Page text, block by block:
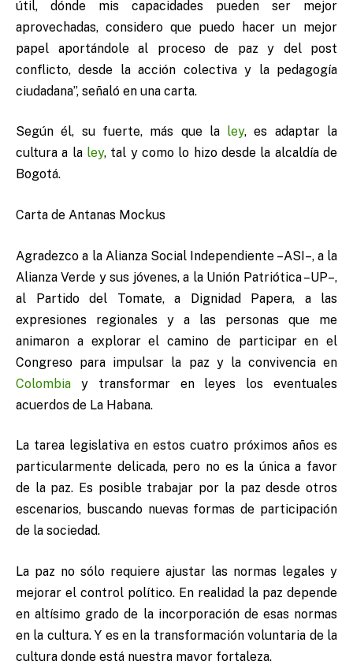
útil, dónde mis capacidades pueden ser mejor
aprovechadas, considero que puedo hacer un mejor
papel aportándole al proceso de paz y del post
conflicto, desde la acción colectiva y la pedagogía
ciudadana”, señaló en una carta.
Según él, su fuerte, más que la ley, es adaptar la
cultura a la ley, tal y como lo hizo desde la alcaldía de
Bogotá.
Carta de Antanas Mockus
Agradezco a la Alianza Social Independiente –ASI–, a la
Alianza Verde y sus jóvenes, a la Unión Patriótica –UP–,
al Partido del Tomate, a Dignidad Papera, a las
expresiones regionales y a las personas que me
animaron a explorar el camino de participar en el
Congreso para impulsar la paz y la convivencia en
Colombia y transformar en leyes los eventuales
acuerdos de La Habana.
La tarea legislativa en estos cuatro próximos años es
particularmente delicada, pero no es la única a favor
de la paz. Es posible trabajar por la paz desde otros
escenarios, buscando nuevas formas de participación
de la sociedad.
La paz no sólo requiere ajustar las normas legales y
mejorar el control político. En realidad la paz depende
en altísimo grado de la incorporación de esas normas
en la cultura. Y es en la transformación voluntaria de la
cultura donde está nuestra mayor fortaleza.